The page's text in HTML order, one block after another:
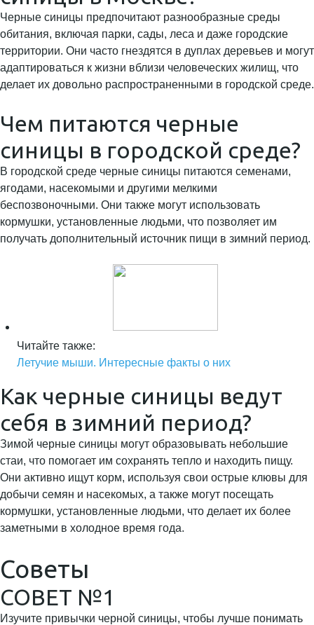
Черные синицы предпочитают разнообразные среды
обитания, включая парки, сады, леса и даже городские
территории. Они часто гнездятся в дуплах деревьев и могут
адаптироваться к жизни вблизи человеческих жилищ, что
делает их довольно распространенными в городской среде.
Чем питаются черные
синицы в городской среде?
В городской среде черные синицы питаются семенами,
ягодами, насекомыми и другими мелкими
беспозвоночными. Они также могут использовать
кормушки, установленные людьми, что позволяет им
получать дополнительный источник пищи в зимний период.
Читайте также:
Летучие мыши. Интересные факты о них
Как черные синицы ведут
себя в зимний период?
Зимой черные синицы могут образовывать небольшие
стаи, что помогает им сохранять тепло и находить пищу.
Они активно ищут корм, используя свои острые клювы для
добычи семян и насекомых, а также могут посещать
кормушки, установленные людьми, что делает их более
заметными в холодное время года.
Советы
СОВЕТ №1
Изучите привычки черной синицы, чтобы лучше понимать